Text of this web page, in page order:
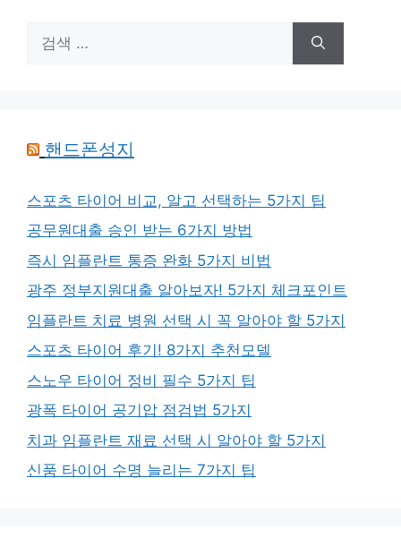
색:
핸드폰성지
스포츠 타이어 비교, 알고 선택하는 5가지 팁
공무원대출 승인 받는 6가지 방법
즉시 임플란트 통증 완화 5가지 비법
광주 정부지원대출 알아보자! 5가지 체크포인트
임플란트 치료 병원 선택 시 꼭 알아야 할 5가지
스포츠 타이어 후기! 8가지 추천모델
스노우 타이어 정비 필수 5가지 팁
광폭 타이어 공기압 점검법 5가지
치과 임플란트 재료 선택 시 알아야 할 5가지
신품 타이어 수명 늘리는 7가지 팁